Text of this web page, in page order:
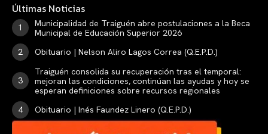
Últimas Noticias
Municipalidad de Traiguén abre postulaciones a la Beca
Municipal de Educación Superior 2026
Obituario | Nelson Aliro Lagos Correa (Q.E.P.D.)
Traiguén consolida su recuperación tras el temporal:
mejoran las condiciones, continúan las ayudas y hoy se
esperan definiciones sobre recursos regionales
Obituario | Inés Faundez Linero (Q.E.P.D.)